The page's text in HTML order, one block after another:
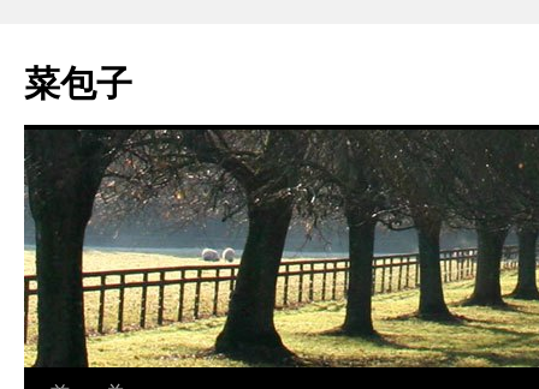
正
文
菜包子